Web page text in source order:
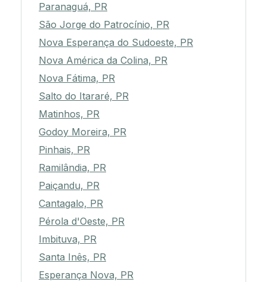
Paranaguá, PR
São Jorge do Patrocínio, PR
Nova Esperança do Sudoeste, PR
Nova América da Colina, PR
Nova Fátima, PR
Salto do Itararé, PR
Matinhos, PR
Godoy Moreira, PR
Pinhais, PR
Ramilândia, PR
Paiçandu, PR
Cantagalo, PR
Pérola d'Oeste, PR
Imbituva, PR
Santa Inês, PR
Esperança Nova, PR